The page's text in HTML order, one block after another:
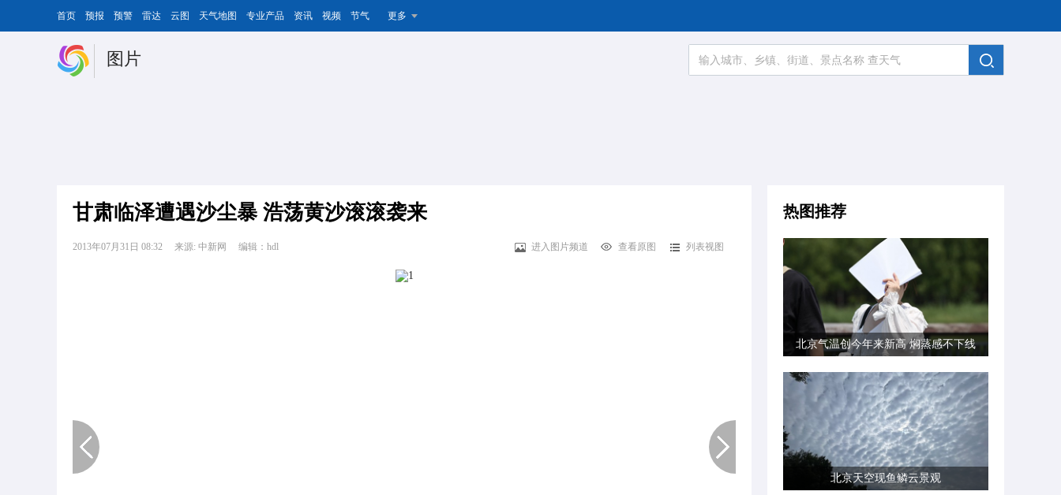
首页 预报 预警 雷达 云图 天气地图 专业产品 资讯 视频 节气 更多
图片
甘肃临泽遭遇沙尘暴 浩荡黄沙滚滚袭来
2013年07月31日 08:32 来源: 中新网 编辑：hdl 进入图片频道 查看原图 列表视图
热图推荐
北京气温创今年来新高 焖蒸感不下线
北京天空现鱼鳞云景观